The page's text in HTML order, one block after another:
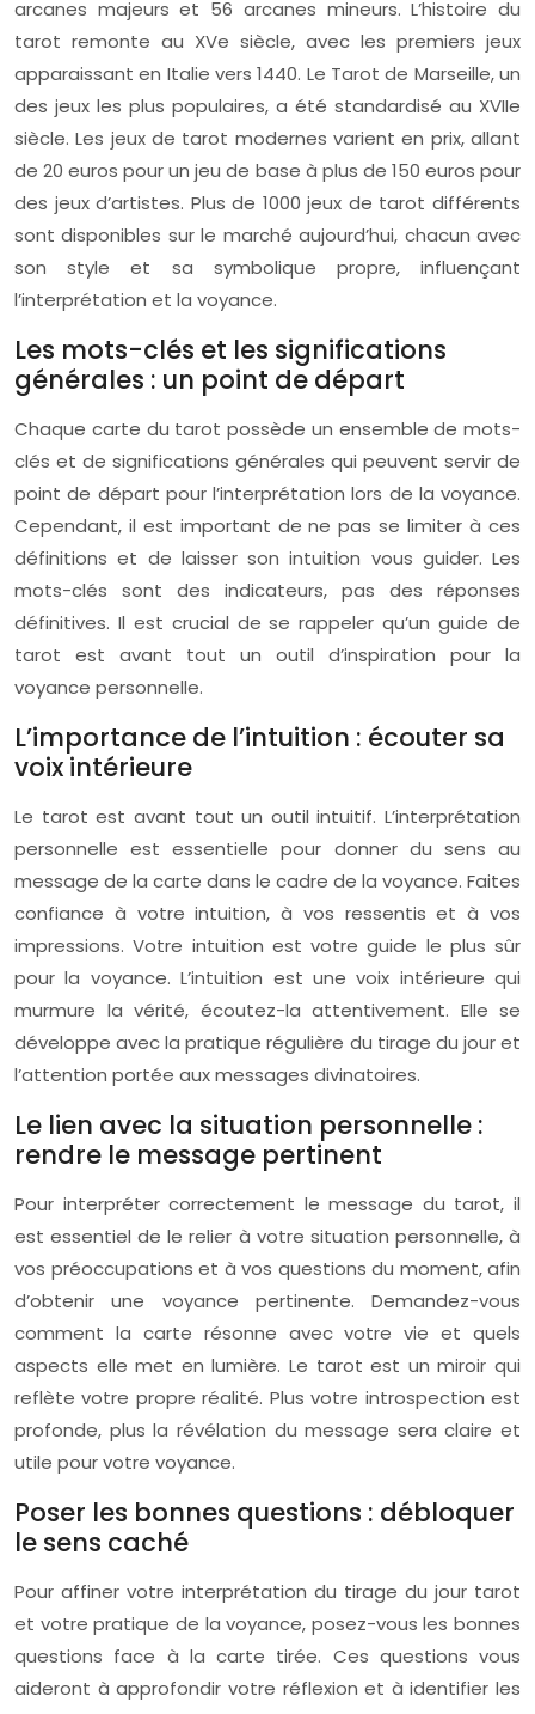
arcanes majeurs et 56 arcanes mineurs. L’histoire du
tarot remonte au XVe siècle, avec les premiers jeux
apparaissant en Italie vers 1440. Le Tarot de Marseille, un
des jeux les plus populaires, a été standardisé au XVIIe
siècle. Les jeux de tarot modernes varient en prix, allant
de 20 euros pour un jeu de base à plus de 150 euros pour
des jeux d’artistes. Plus de 1000 jeux de tarot différents
sont disponibles sur le marché aujourd’hui, chacun avec
son style et sa symbolique propre, influençant
l’interprétation et la voyance.
Les mots-clés et les significations
générales : un point de départ
Chaque carte du tarot possède un ensemble de mots-
clés et de significations générales qui peuvent servir de
point de départ pour l’interprétation lors de la voyance.
Cependant, il est important de ne pas se limiter à ces
définitions et de laisser son intuition vous guider. Les
mots-clés sont des indicateurs, pas des réponses
définitives. Il est crucial de se rappeler qu’un guide de
tarot est avant tout un outil d’inspiration pour la
voyance personnelle.
L’importance de l’intuition : écouter sa
voix intérieure
Le tarot est avant tout un outil intuitif. L’interprétation
personnelle est essentielle pour donner du sens au
message de la carte dans le cadre de la voyance. Faites
confiance à votre intuition, à vos ressentis et à vos
impressions. Votre intuition est votre guide le plus sûr
pour la voyance. L’intuition est une voix intérieure qui
murmure la vérité, écoutez-la attentivement. Elle se
développe avec la pratique régulière du tirage du jour et
l’attention portée aux messages divinatoires.
Le lien avec la situation personnelle :
rendre le message pertinent
Pour interpréter correctement le message du tarot, il
est essentiel de le relier à votre situation personnelle, à
vos préoccupations et à vos questions du moment, afin
d’obtenir une voyance pertinente. Demandez-vous
comment la carte résonne avec votre vie et quels
aspects elle met en lumière. Le tarot est un miroir qui
reflète votre propre réalité. Plus votre introspection est
profonde, plus la révélation du message sera claire et
utile pour votre voyance.
Poser les bonnes questions : débloquer
le sens caché
Pour affiner votre interprétation du tirage du jour tarot
et votre pratique de la voyance, posez-vous les bonnes
questions face à la carte tirée. Ces questions vous
aideront à approfondir votre réflexion et à identifier les